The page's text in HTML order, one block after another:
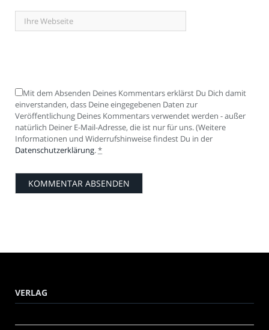
Mit dem Absenden Deines Kommentars erklärst Du Dich damit
einverstanden, dass Deine eingegebenen Daten zur
Veröffentlichung Deines Kommentars verwendet werden - außer
natürlich Deiner E-Mail-Adresse, die ist nur für uns. (Weitere
Informationen und Widerrufshinweise findest Du in der
Datenschutzerklärung.*
VERLAG